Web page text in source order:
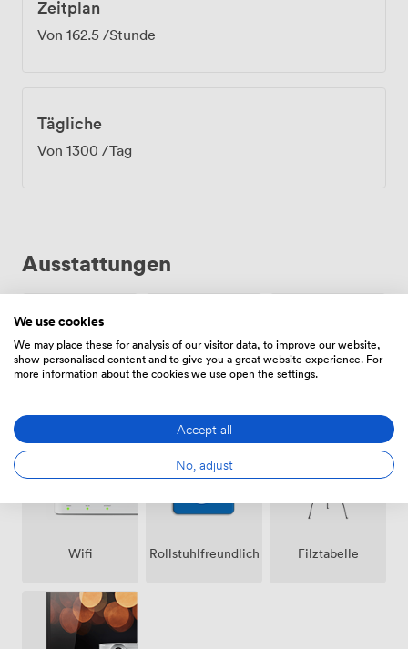
Zeitplan
Von 162.5 /Stunde
Tägliche
Von 1300 /Tag
Ausstattungen
Parken auf
dem
Grundstück
Wifi Rollstuhlfreundlich Filztabelle
We use cookies
We may place these for analysis of our visitor data, to improve our website,
show personalised content and to give you a great website experience. For
more information about the cookies we use open the settings.
Accept all
No, adjust